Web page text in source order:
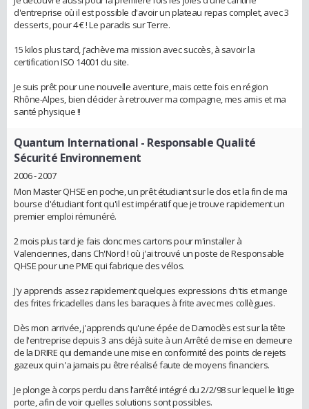
d'entreprise où il est possible d'avoir un plateau repas complet, avec 3
desserts, pour 4 € ! Le paradis sur Terre.
15 kilos plus tard, j’achève ma mission avec succès, à savoir la
certification ISO 14001 du site.
Je suis prêt pour une nouvelle aventure, mais cette fois en région
Rhône-Alpes, bien décider à retrouver ma compagne, mes amis et ma
santé physique !!
Quantum International - Responsable Qualité
Sécurité Environnement
2006 - 2007
Mon Master QHSE en poche, un prêt étudiant sur le dos et la fin de ma
bourse d'étudiant font qu'il est impératif que je trouve rapidement un
premier emploi rémunéré.
2 mois plus tard je fais donc mes cartons pour m'installer à
Valenciennes, dans Ch'Nord ! où j'ai trouvé un poste de Responsable
QHSE pour une PME qui fabrique des vélos.
J'y apprends assez rapidement quelques expressions ch'tis et mange
des frites fricadelles dans les baraques à frite avec mes collègues.
Dès mon arrivée, j'apprends qu'une épée de Damoclès est sur la tête
de l'entreprise depuis 3 ans déjà suite à un Arrêté de mise en demeure
de la DRIRE qui demande une mise en conformité des points de rejets
gazeux qui n'a jamais pu être réalisé faute de moyens financiers.
Je plonge à corps perdu dans l’arrêté intégré du 2/2/98 sur lequel le litige
porte, afin de voir quelles solutions sont possibles.